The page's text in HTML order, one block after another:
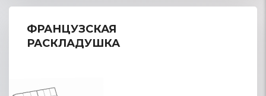
ФРАНЦУЗСКАЯ
РАСКЛАДУШКА